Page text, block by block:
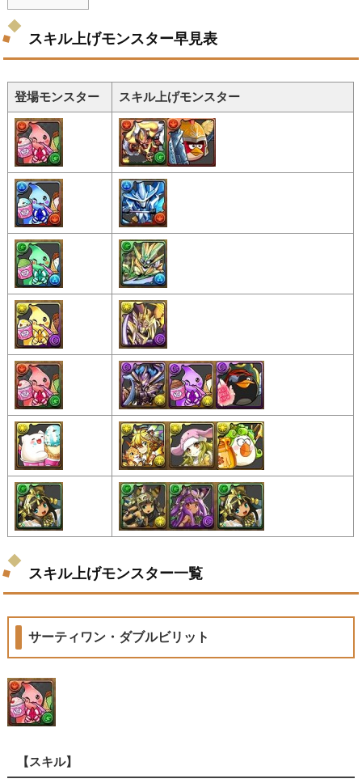
スキル上げモンスター早見表
登場モンスター スキル上げモンスター
スキル上げモンスター一覧
サーティワン・ダブルビリット
【スキル】